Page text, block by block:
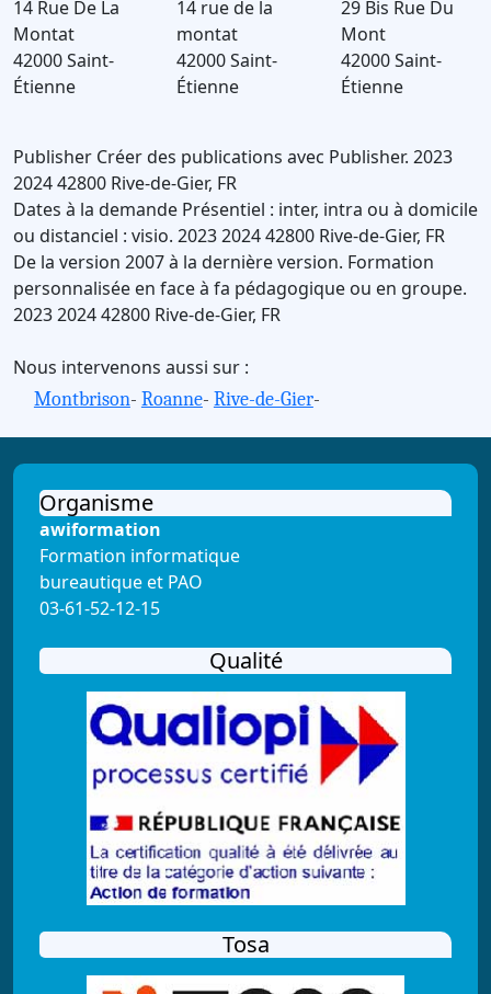
14 Rue De La
Montat
42000 Saint-
Étienne
14 rue de la
montat
42000 Saint-
Étienne
29 Bis Rue Du
Mont
42000 Saint-
Étienne
Publisher Créer des publications avec Publisher. 2023
202442800 Rive-de-Gier, FR
Dates à la demande Présentiel : inter, intra ou à domicile
ou distanciel : visio. 2023202442800 Rive-de-Gier, FR
De la version 2007 à la dernière version. Formation
personnalisée en face à fa pédagogique ou en groupe.
2023202442800 Rive-de-Gier, FR
Nous intervenons aussi sur :
Montbrison- Roanne- Rive-de-Gier-
Organisme
awiformation
Formation informatique
bureautique et PAO
03-61-52-12-15
Qualité
Tosa